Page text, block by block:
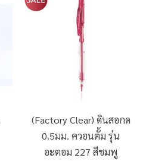
(Factory Clear) ดินสอกด
0.5มม. ควอนตั้ม รุ่น
อะตอม 227 สีชมพู